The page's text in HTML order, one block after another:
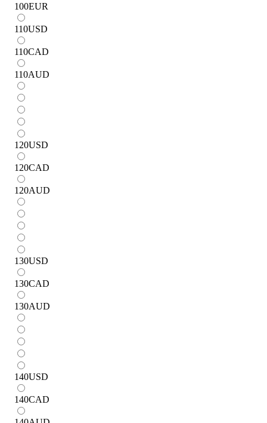
100EUR
110USD
110CAD
110AUD
120USD
120CAD
120AUD
130USD
130CAD
130AUD
140USD
140CAD